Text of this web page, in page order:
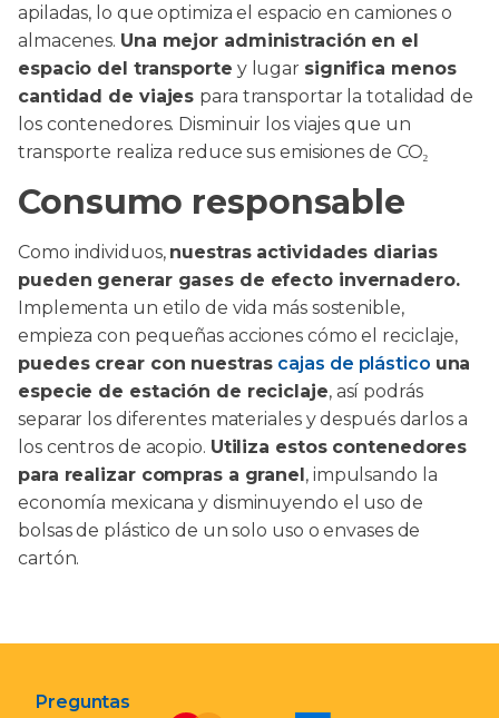
apiladas, lo que optimiza el espacio en camiones o
almacenes. Una mejor administración en el
espacio del transporte y lugar significa menos
cantidad de viajes para transportar la totalidad de
los contenedores. Disminuir los viajes que un
transporte realiza reduce sus emisiones de CO₂
Consumo responsable
Como individuos, nuestras actividades diarias
pueden generar gases de efecto invernadero.
Implementa un etilo de vida más sostenible,
empieza con pequeñas acciones cómo el reciclaje,
puedes crear con nuestras cajas de plástico una
especie de estación de reciclaje, así podrás
separar los diferentes materiales y después darlos a
los centros de acopio. Utiliza estos contenedores
para realizar compras a granel, impulsando la
economía mexicana y disminuyendo el uso de
bolsas de plástico de un solo uso o envases de
cartón.
Preguntas